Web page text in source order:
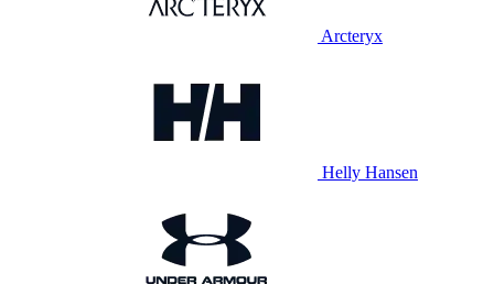
Arcteryx
Helly Hansen